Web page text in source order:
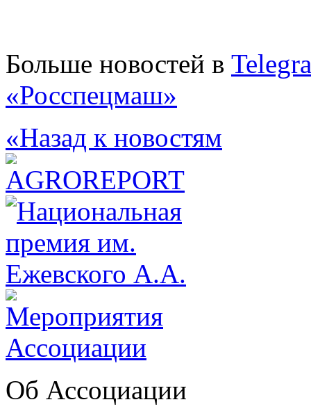
Больше новостей в
«Росспецмаш»
«Назад к новостям
Об Ассоциации